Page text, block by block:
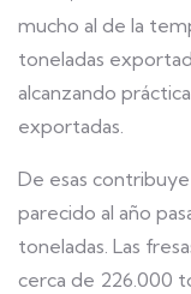
mucho al de la
toneladas
alcanzando
exportadas.
De esas
parecido al año
toneladas. Las
cerca de 226.000